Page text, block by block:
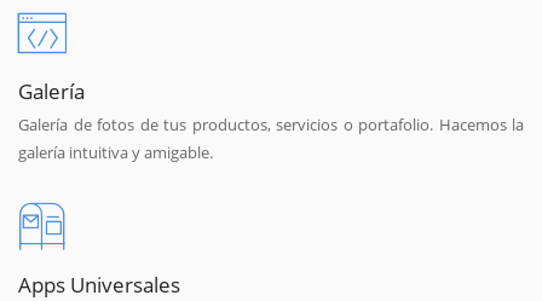
Galería
Galería de fotos de tus productos, servicios o portafolio. Hacemos la
galería intuitiva y amigable.
Apps Universales